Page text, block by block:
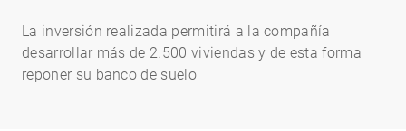
La inversión realizada permitirá a la compañía
desarrollar más de 2.500 viviendas y de esta forma
reponer su banco de suelo